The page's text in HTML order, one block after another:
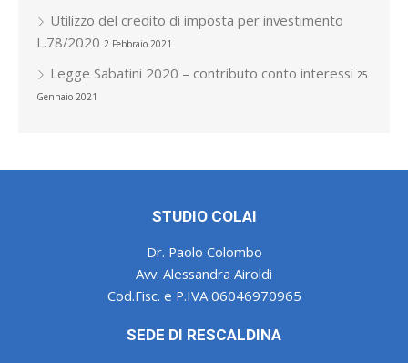
Utilizzo del credito di imposta per investimento
L.78/2020 2 Febbraio 2021
Legge Sabatini 2020 – contributo conto interessi 25
Gennaio 2021
STUDIO COLAI
Dr. Paolo Colombo
Avv. Alessandra Airoldi
Cod.Fisc. e P.IVA 06046970965
SEDE DI RESCALDINA